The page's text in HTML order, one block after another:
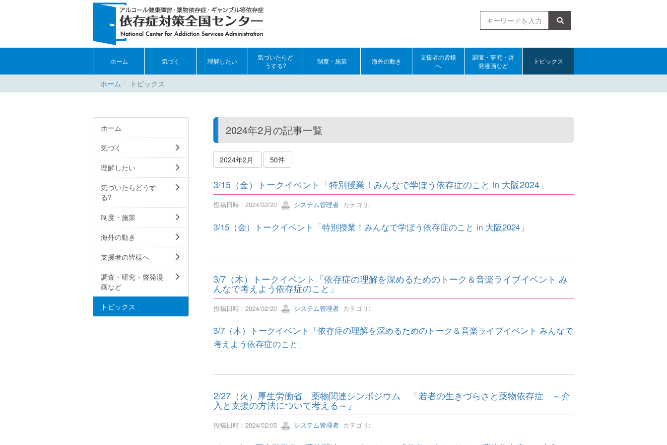
検索
ホーム 気づく 理解したい
気づいたらど
うする?
制度・施策 海外の動き
支援者の皆様
へ
調査・研究・啓
発漫画など
トピックス
ホーム トピックス
2024年2月の記事一覧
2024年2月 50件
3/15（金）トークイベント「特別授業！みんなで学ぼう依存症のこと in 大阪2024」
投稿日時 : 2024/02/20 システム管理者カテゴリ:
3/15（金）トークイベント「特別授業！みんなで学ぼう依存症のこと in 大阪2024」
3/7（木）トークイベント「依存症の理解を深めるためのトーク＆音楽ライブイベント み
んなで考えよう依存症のこと」
投稿日時 : 2024/02/20 システム管理者カテゴリ:
3/7（木）トークイベント「依存症の理解を深めるためのトーク＆音楽ライブイベント みんなで
考えよう依存症のこと」
2/27（火）厚生労働省 薬物関連シンポジウム 「若者の生きづらさと薬物依存症 ～介
入と支援の方法について考える～」
投稿日時 : 2024/02/05 システム管理者カテゴリ:
ホーム
気づく
理解したい
気づいたらどうす
る?
制度・施策
海外の動き
支援者の皆様へ
調査・研究・啓発漫
画など
トピックス